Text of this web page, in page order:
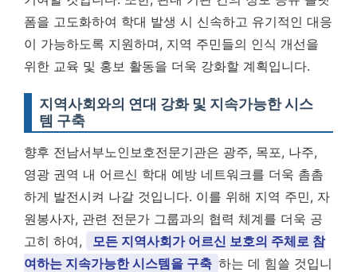
폼을 고도화하여 학대 발생 시 신속하고 유기적인 대응
이 가능하도록 지원하며, 지역 주민들의 인식 개선을
위한 교육 및 홍보 활동을 더욱 강화할 계획입니다.
지역사회와의 연대 강화 및 지속가능한 시스
템 구축
향후 전남서부노인보호전문기관은 광주, 목포, 나주,
영광 권역 내 어르신 학대 예방 네트워크를 더욱 촘촘
하게 발전시켜 나갈 것입니다. 이를 위해 지역 주민, 자
원봉사자, 관련 전문가 그룹과의 협력 체계를 더욱 공
고히 하여,
모든 지역사회가 어르신 보호의 주체로 참
여하는 지속가능한 시스템을 구축 하는 데 힘쓸 것입니